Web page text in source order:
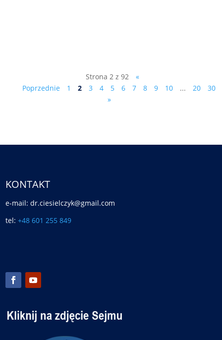
Strona 2 z 92
«
Poprzednie
1 2 3 4 5 6 7 8 9 10 ... 20
30
»
KONTAKT
e-mail: dr.ciesielczyk@gmail.com
tel:+48 601 255 849